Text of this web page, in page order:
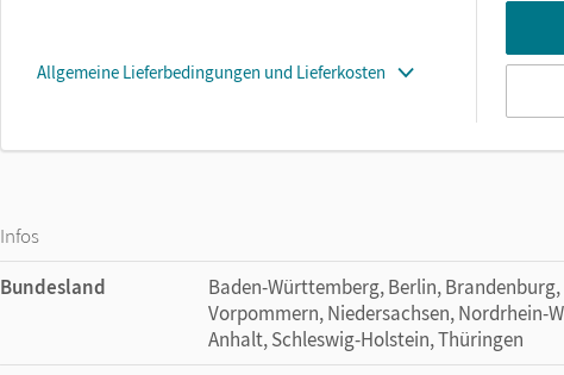
Allgemeine Lieferbedingungen und Lieferkosten
Infos
Bundesland
Baden-Württemberg, Berlin,
Vorpommern, Niedersachsen, Nordrhein-
Anhalt, Schleswig-Holstein, Thüringen